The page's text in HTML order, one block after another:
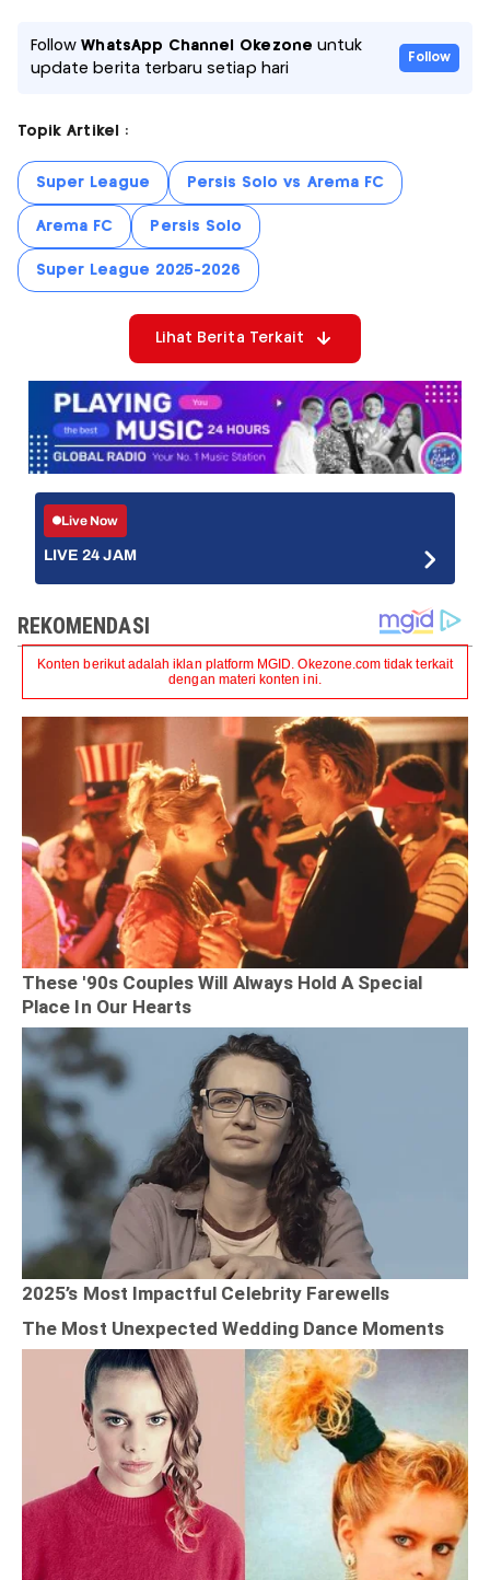
FollowWhatsApp Channel Okezone untuk
update berita terbaru setiap hari
Follow
Topik Artikel :
Super League Persis Solo vs Arema FC
Arema FC Persis Solo
Super League 2025-2026
Lihat Berita Terkait
Live Now
LIVE 24 JAM